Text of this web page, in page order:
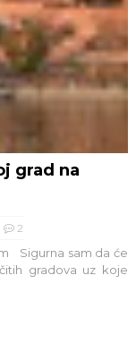
grad na
2
Sigurna sam da će
gradova uz koje